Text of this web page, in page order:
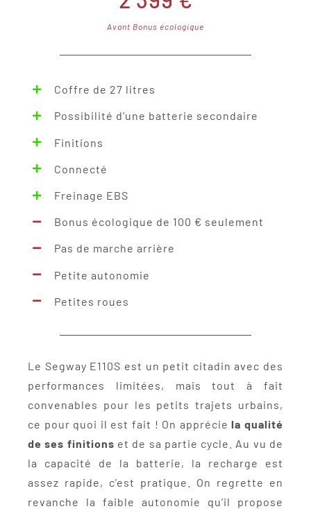
Avant Bonus écologique
Coffre de 27 litres
Possibilité d’une batterie secondaire
Finitions
Connecté
Freinage EBS
Bonus écologique de 100 € seulement
Pas de marche arrière
Petite autonomie
Petites roues
Le Segway E110S est un petit citadin avec des
performances limitées, mais tout à fait
convenables pour les petits trajets urbains,
ce pour quoi il est fait ! On appréciela qualité
de ses finitions et de sa partie cycle. Au vu de
la capacité de la batterie, la recharge est
assez rapide, c’est pratique. On regrette en
revanche la faible autonomie qu’il propose